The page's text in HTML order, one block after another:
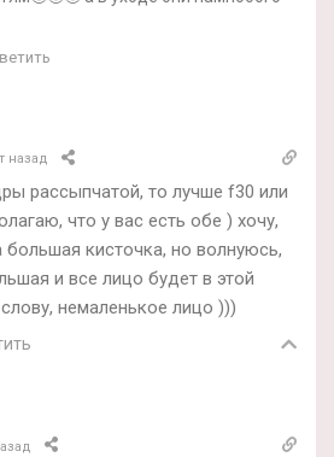
назад
рассыпчатой, то лучше f30 или
что у вас есть обе ) хочу,
кисточка, но волнуюсь,
и все лицо будет в этой
немаленькое лицо )))